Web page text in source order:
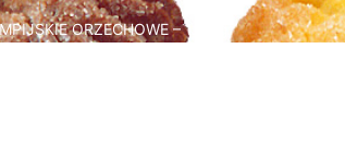
ORZECHOWE – 1.4 kg